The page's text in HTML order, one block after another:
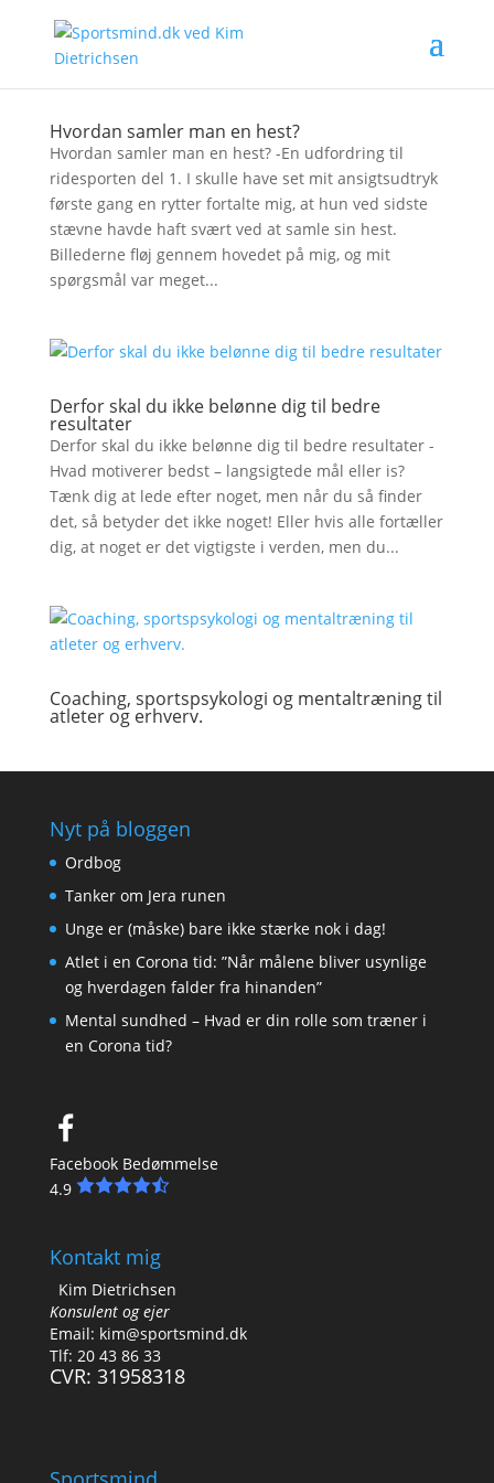
Hvordan samler man en hest?
Hvordan samler man en hest? -En udfordring til
ridesporten del 1. I skulle have set mit ansigtsudtryk
første gang en rytter fortalte mig, at hun ved sidste
stævne havde haft svært ved at samle sin hest.
Billederne fløj gennem hovedet på mig, og mit
spørgsmål var meget...
Derfor skal du ikke belønne dig til bedre
resultater
Derfor skal du ikke belønne dig til bedre resultater -
Hvad motiverer bedst – langsigtede mål eller is?
Tænk dig at lede efter noget, men når du så finder
det, så betyder det ikke noget! Eller hvis alle fortæller
dig, at noget er det vigtigste i verden, men du...
Coaching, sportspsykologi og mentaltræning til
atleter og erhverv.
Nyt på bloggen
Ordbog
Tanker om Jera runen
Unge er (måske) bare ikke stærke nok i dag!
Atlet i en Corona tid: ”Når målene bliver usynlige
og hverdagen falder fra hinanden”
Mental sundhed – Hvad er din rolle som træner i
en Corona tid?
Facebook Bedømmelse
4.9
Kontakt mig
Kim Dietrichsen
Konsulent og ejer
Email: kim@sportsmind.dk
Tlf: 20 43 86 33
CVR: 31958318